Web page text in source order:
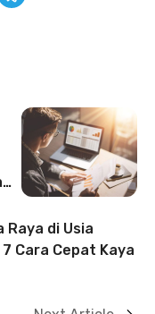
Raya di Usia
7 Cara Cepat Kaya